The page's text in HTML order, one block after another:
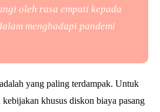
oleh rasa empati kepada
menghadapi pandemi
yang paling terdampak. Untuk
khusus diskon biaya pasang